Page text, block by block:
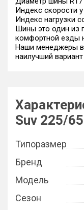
Индекс скорости
Индекс нагрузки
Шины это один из
комфортной езды
Наши менеджеры
наилучший
Suv 225/
Типоразмер
Бренд
Модель
Сезон